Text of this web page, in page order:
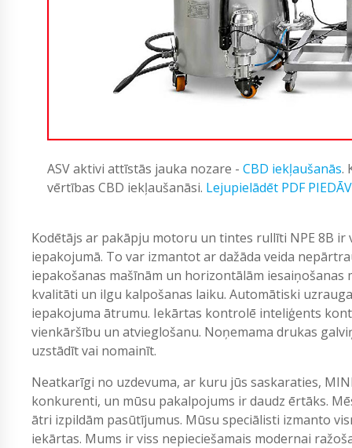
ASV aktivi attīstās jauka nozare - CBD iekļaušanās.
vērtības CBD iekļaušanāsi. Lejupielādēt PDF
Kodētājs ar pakāpju motoru un tintes rullīti NPE 8B
iepakojumā. To var izmantot ar dažāda veida
iepakošanas mašīnām un horizontālām
kvalitāti un ilgu kalpošanas laiku. Automātiski
iepakojuma ātrumu. Iekārtas kontrolē inteliģents
vienkāršību un atvieglošanu. Noņemama drukas
uzstādīt vai nomainīt.
Neatkarīgi no uzdevuma, ar kuru jūs saskaraties,
konkurenti, un mūsu pakalpojums ir daudz ērtāks.
ātri izpildām pasūtījumus. Mūsu speciālisti izmanto
iekārtas. Mums ir viss nepieciešamais modernai